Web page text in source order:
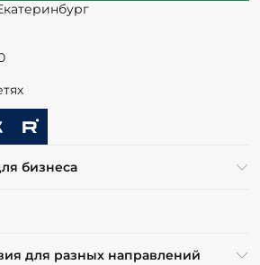
бизнеса
для разных направлений